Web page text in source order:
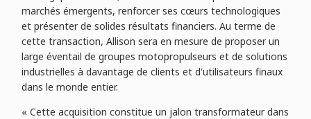
marchés émergents, renforcer ses cœurs technologiques
et présenter de solides résultats financiers. Au terme de
cette transaction, Allison sera en mesure de proposer un
large éventail de groupes motopropulseurs et de solutions
industrielles à davantage de clients et d'utilisateurs finaux
dans le monde entier.
« Cette acquisition constitue un jalon transformateur dans